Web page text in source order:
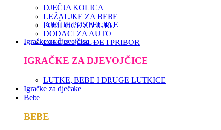
DJEČJA KOLICA
LEŽALJKE ZA BEBE
PODLOGE ZA IGRU
DJEČJE POSTELJINE
DODACI ZA AUTO
DJEČJE POSUĐE I PRIBOR
Igračke za djevojčice
IGRAČKE ZA DJEVOJČICE
LUTKE, BEBE I DRUGE LUTKICE
Igračke za dječake
Bebe
BEBE